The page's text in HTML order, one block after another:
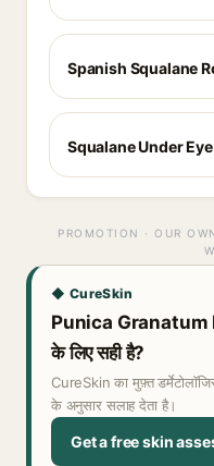
Spanish Squalane
Squalane Under
PROMOTION · OUR
◆ CureSkin
Punica Granatum
के लिए सही है?
CureSkin का मुफ़्त
के अनुसार सलाह देता है।
Get a free skin